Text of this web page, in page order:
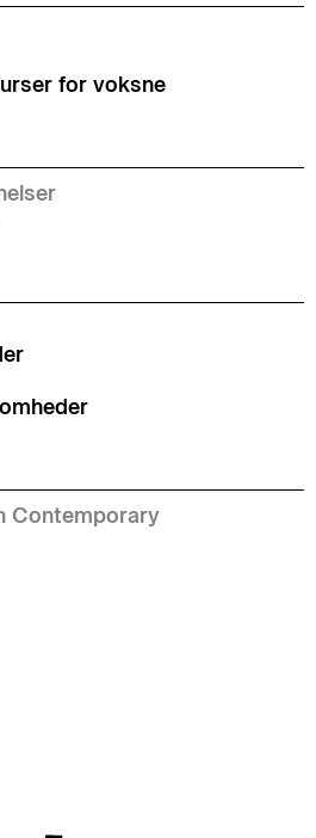
for voksne
Contemporary